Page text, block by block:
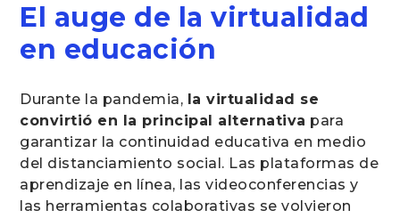
El auge de la virtualidad
en educación
Durante la pandemia, la virtualidad se
convirtió en la principal alternativa para
garantizar la continuidad educativa en medio
del distanciamiento social. Las plataformas de
aprendizaje en línea, las videoconferencias y
las herramientas colaborativas se volvieron